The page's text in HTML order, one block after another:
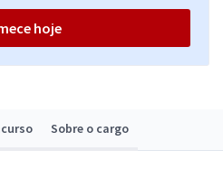
Sobre o cargo
hoje